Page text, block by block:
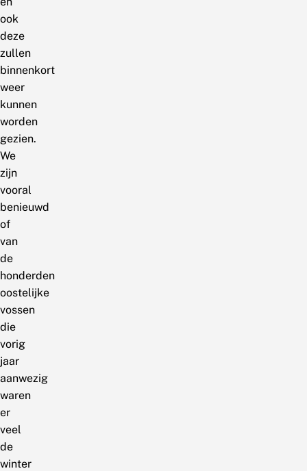
ook
deze
zullen
binnenkort
weer
kunnen
worden
gezien.
We
zijn
vooral
benieuwd
of
van
de
honderden
oostelijke
vossen
die
vorig
jaar
aanwezig
waren
er
veel
de
winter